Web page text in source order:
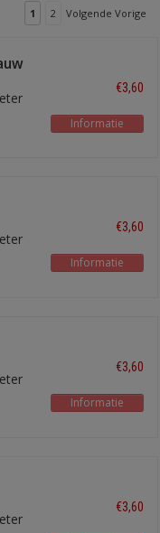
1 2 Volgende Vorige
€3,60
Informatie
€3,60
Informatie
€3,60
Informatie
€3,60